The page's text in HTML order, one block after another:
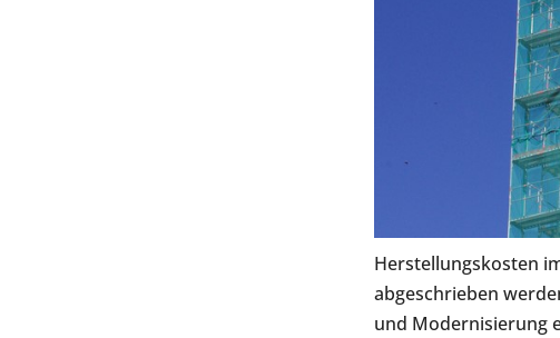
Herstellungskosten
abgeschrieben
und Modernisierung